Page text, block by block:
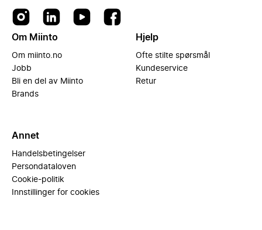
Om Miinto
Om miinto.no
Jobb
Bli en del av Miinto
Brands
Hjelp
Ofte stilte spørsmål
Kundeservice
Retur
Annet
Handelsbetingelser
Persondataloven
Cookie-politik
Innstillinger for cookies